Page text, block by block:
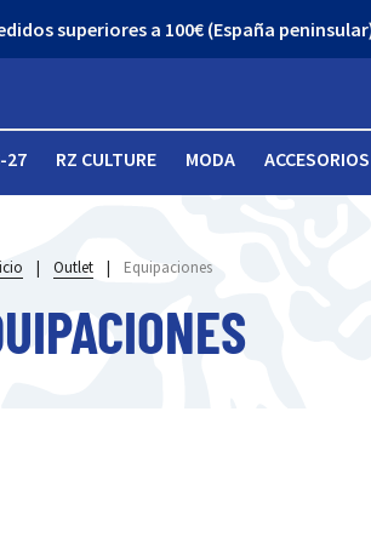
superiores a 100€ (España
27 RZ CULTURE MODA ACCESORIOS
| Outlet | Equipaciones